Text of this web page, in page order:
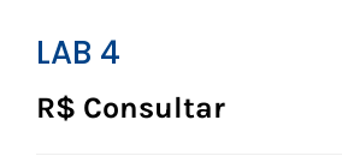
LAB 4
R$ Consultar